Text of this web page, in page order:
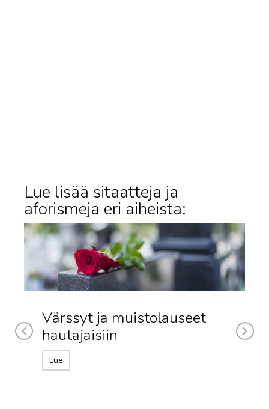
Lue lisää sitaatteja ja
aforismeja eri aiheista:
Värssyt ja muistolauseet
hautajaisiin
Lue